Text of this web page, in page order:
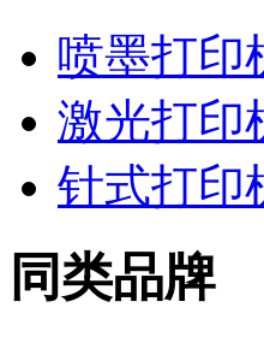
喷墨打印
激光打印
针式打印
同类品牌